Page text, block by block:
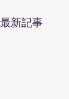
最新記事